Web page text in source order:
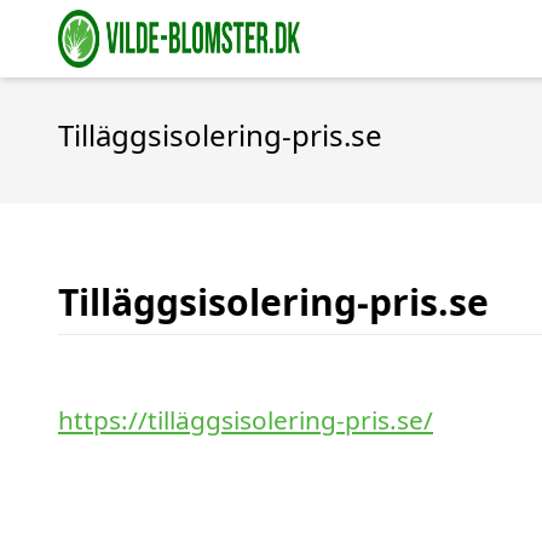
Tilläggsisolering-pris.se
Tilläggsisolering-pris.se
https://tilläggsisolering-pris.se/